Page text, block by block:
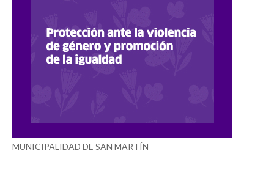
MUNICIPALIDAD DE SAN MARTÍN